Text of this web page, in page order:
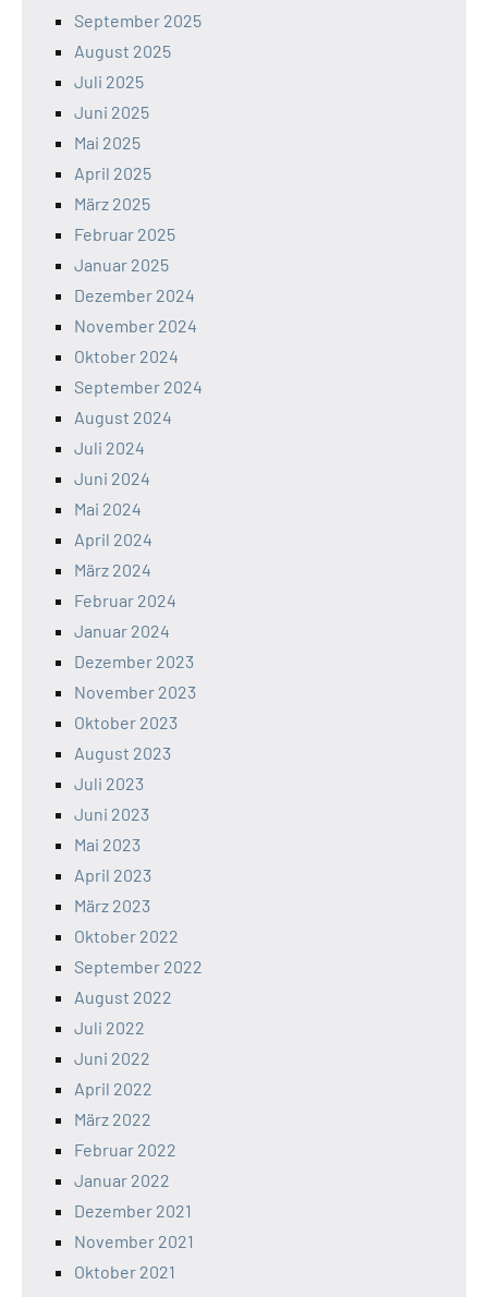
September 2025
August 2025
Juli 2025
Juni 2025
Mai 2025
April 2025
März 2025
Februar 2025
Januar 2025
Dezember 2024
November 2024
Oktober 2024
September 2024
August 2024
Juli 2024
Juni 2024
Mai 2024
April 2024
März 2024
Februar 2024
Januar 2024
Dezember 2023
November 2023
Oktober 2023
August 2023
Juli 2023
Juni 2023
Mai 2023
April 2023
März 2023
Oktober 2022
September 2022
August 2022
Juli 2022
Juni 2022
April 2022
März 2022
Februar 2022
Januar 2022
Dezember 2021
November 2021
Oktober 2021